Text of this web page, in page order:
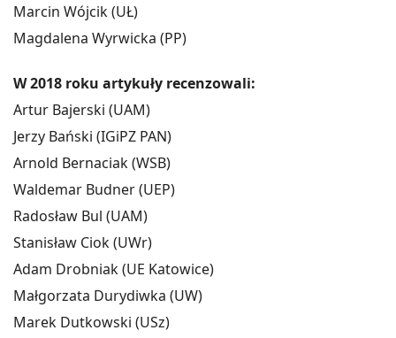
Marcin Wójcik (UŁ)
Magdalena Wyrwicka (PP)
W 2018 roku artykuły recenzowali:
Artur Bajerski (UAM)
Jerzy Bański (IGiPZ PAN)
Arnold Bernaciak (WSB)
Waldemar Budner (UEP)
Radosław Bul (UAM)
Stanisław Ciok (UWr)
Adam Drobniak (UE Katowice)
Małgorzata Durydiwka (UW)
Marek Dutkowski (USz)